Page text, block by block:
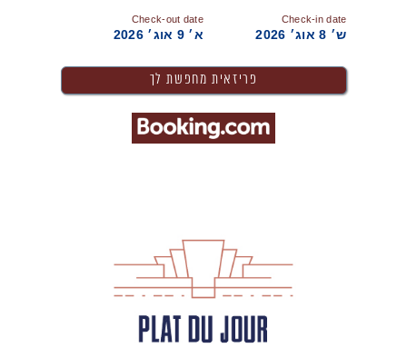
Check-in date
ש׳ 8 אוג׳ 2026
Check-out date
א׳ 9 אוג׳ 2026